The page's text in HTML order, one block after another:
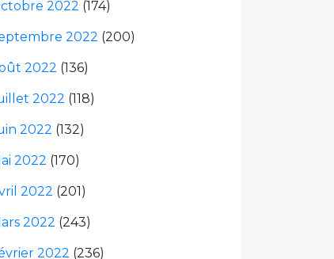
2022 (174)
2022 (200)
2022 (136)
2022 (118)
2022 (132)
2022 (170)
2022 (201)
2022 (243)
2022 (236)